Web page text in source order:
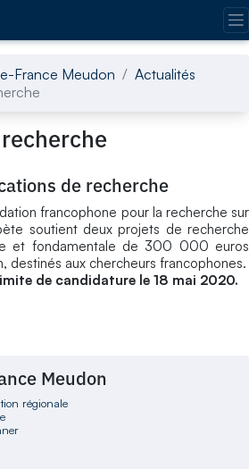
France Meudon
Actualités
de recherche
francophone pour la recherche sur
soutient deux projets de recherche
et fondamentale de 300 000 euros
destinés aux chercheurs francophones.
de candidature le 18 mai 2020.
Meudon
régionale